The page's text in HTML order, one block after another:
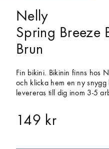
Nelly
Spring Breeze
Brun
Fin bikini. Bikinin finns hos
och klicka hem en ny
levereras till dig inom 3-5
149 kr